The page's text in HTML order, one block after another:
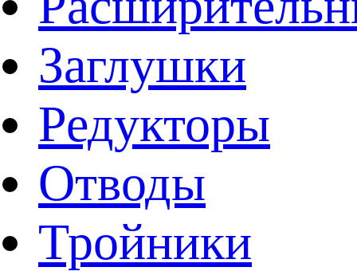
Заглушки
Редукторы
Отводы
Тройники